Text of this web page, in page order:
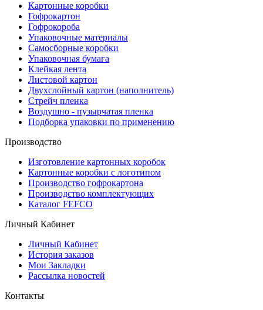
Картонные коробки
Гофрокартон
Гофрокороба
Упаковочные материалы
Самосборные коробки
Упаковочная бумага
Клейкая лента
Листовой картон
Двухслойный картон (наполнитель)
Стрейч пленка
Воздушно - пузырчатая пленка
Подборка упаковки по применению
Производство
Изготовление картонных коробок
Картонные коробки с логотипом
Производство гофрокартона
Производство комплектующих
Каталог FEFCO
Личный Кабинет
Личный Кабинет
История заказов
Мои Закладки
Рассылка новостей
Контакты